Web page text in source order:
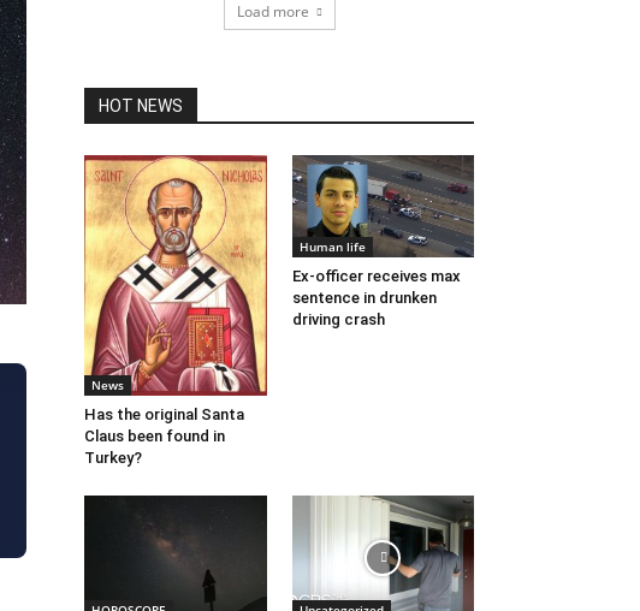
Load more
HOT NEWS
News
Has the original Santa
Claus been found in
Turkey?
Human life
Ex-officer receives max
sentence in drunken
driving crash